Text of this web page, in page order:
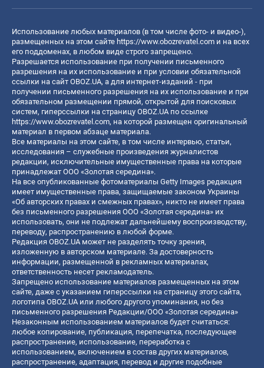
Использование любых материалов (в том числе фото- и видео-),
размещенных на этом сайте https://www.obozrevatel.com и на всех
его поддоменах, в любом виде строго запрещено.
Разрешается использование при получении письменного
разрешения на их использование и при условии обязательной
ссылки на сайт OBOZ.UA, а для интернет-изданий - при
получении письменного разрешения на их использование и при
обязательном размещении прямой, открытой для поисковых
систем, гиперссылки на страницу OBOZ.UA по ссылке
https://www.obozrevatel.com, на которой размещен оригинальный
материал в первом абзаце материала.
Все материалы на этом сайте, в том числе интервью, статьи,
исследования – служебные произведения журналистов
редакции, исключительные имущественные права на которые
принадлежат ООО «Золотая середина».
На все опубликованные фотоматериалы Getty Images редакция
имеет имущественные права, защищаемые законом Украины
«Об авторских правах и смежных правах», никто не имеет права
без письменного разрешения ООО «Золотая середина» их
использовать, они не подлежат дальнейшему воспроизводству,
переводу, распространению в любой форме.
Редакция OBOZ.UA может не разделять точку зрения,
изложенную в авторском материале. За достоверность
информации, размещенной в рекламных материалах,
ответственность несет рекламодатель.
Запрещено использование материалов размещенных на этом
сайте, даже с указанием гиперссылки на страницу этого сайта,
логотипа OBOZ.UA или любого другого упоминания, но без
письменного разрешения Редакции/ООО «Золотая середина»
Незаконным использованием материалов будет считаться:
любое копирование, публикация, перепечатка, последующее
распространение, использование, переработка с
использованием, включением в состав других материалов,
распространение, адаптация, перевод и другие подобные